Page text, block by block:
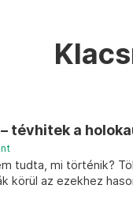
tévhitek a
tudta, mi történik?
körül az ezekhez